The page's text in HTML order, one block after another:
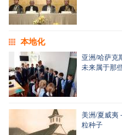
本地化
亚洲/哈萨克
未来属于那
美洲/夏威夷
粒种子